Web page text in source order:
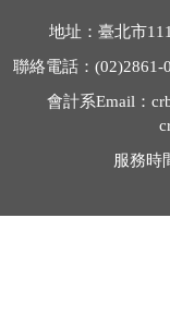
地址：臺北市
聯絡電話： (02)2861-
會計系Email ：
服務時